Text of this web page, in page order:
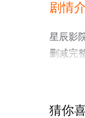
剧情
星辰影
删减完
猜你